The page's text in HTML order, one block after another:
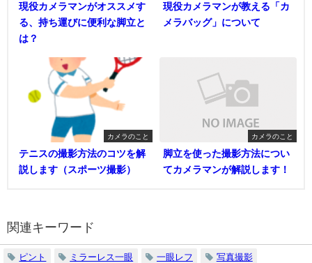
現役カメラマンがオススメす
る、持ち運びに便利な脚立と
は？
現役カメラマンが教える「カ
メラバッグ」について
カメラのこと
テニスの撮影方法のコツを解
説します（スポーツ撮影）
カメラのこと
脚立を使った撮影方法につい
てカメラマンが解説します！
関連キーワード
ピント ミラーレス一眼 一眼レフ 写真撮影